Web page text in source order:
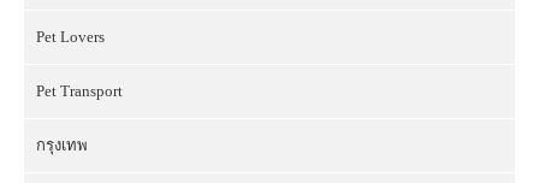
Pet Lovers
Pet Transport
กรุงเทพ